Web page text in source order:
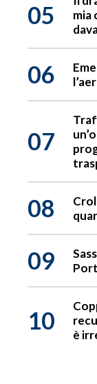
05
mia
06
07
08
09
10
è